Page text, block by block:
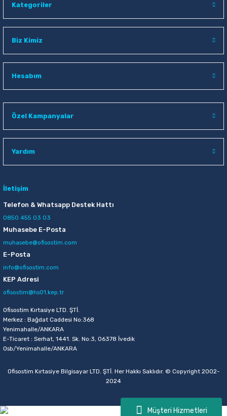
Müşteri Hizmetleri
Kategoriler
Biz Kimiz
Hesabım
Özel Kampanyalar
Yardım
İletişim
Telefon & Whatsapp Destek Hattı
0850 455 03 03
Muhasebe E-Posta
muhasebe@ofisostim.com
E-Posta
info@ofisostim.com
KEP Adresi
ofisostim@hs01.kep.tr
Ofisostim Kırtasiye LTD. ŞTİ.
Merkez : Bağdat Caddesi No:368
Yenimahalle/ANKARA
E-Ticaret : Serhat, 1441. Sk. No:3, 06378 İvedik
Osb/Yenimahalle/ANKARA
Ofisostim Kırtasiye Bilgisayar LTD. ŞTİ. Her Hakkı Saklıdır. © Copyright 2002-
2024